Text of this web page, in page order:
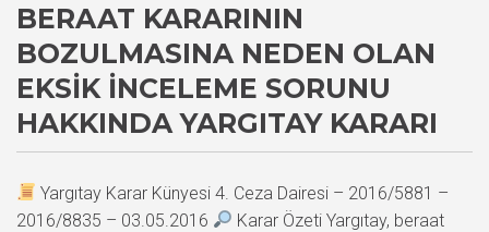
BERAAT KARARININ
BOZULMASINA NEDEN OLAN
EKSIK İNCELEME SORUNU
HAKKINDA YARGITAY KARARI
Yargıtay Karar Künyesi 4. Ceza Dairesi – 2016/5881 –
2016/8835 – 03.05.2016
Karar Özeti Yargıtay, beraat